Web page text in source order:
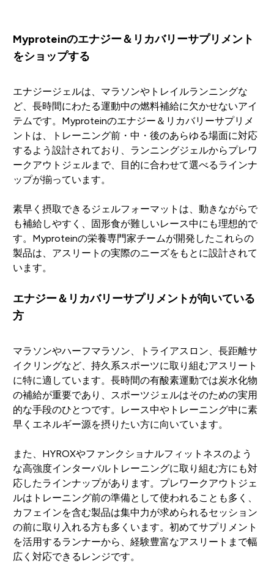
Myproteinのエナジー＆リカバリーサプリメント
をショップする
エナジージェルは、マラソンやトレイルランニングな
ど、長時間にわたる運動中の燃料補給に欠かせないアイ
テムです。Myproteinのエナジー＆リカバリーサプリメ
ントは、トレーニング前・中・後のあらゆる場面に対応
するよう設計されており、ランニングジェルからプレワ
ークアウトジェルまで、目的に合わせて選べるラインナ
ップが揃っています。
素早く摂取できるジェルフォーマットは、動きながらで
も補給しやすく、固形食が難しいレース中にも理想的で
す。Myproteinの栄養専門家チームが開発したこれらの
製品は、アスリートの実際のニーズをもとに設計されて
います。
エナジー＆リカバリーサプリメントが向いている
方
マラソンやハーフマラソン、トライアスロン、長距離サ
イクリングなど、持久系スポーツに取り組むアスリート
に特に適しています。長時間の有酸素運動では炭水化物
の補給が重要であり、スポーツジェルはそのための実用
的な手段のひとつです。レース中やトレーニング中に素
早くエネルギー源を摂りたい方に向いています。
また、HYROXやファンクショナルフィットネスのよう
な高強度インターバルトレーニングに取り組む方にも対
応したラインナップがあります。プレワークアウトジェ
ルはトレーニング前の準備として使われることも多く、
カフェインを含む製品は集中力が求められるセッション
の前に取り入れる方も多くいます。初めてサプリメント
を活用するランナーから、経験豊富なアスリートまで幅
広く対応できるレンジです。